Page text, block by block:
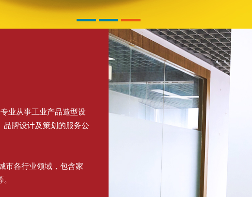
业从事工业产品造型设
品牌设计及策划的服务公
市各行业领域，包含家